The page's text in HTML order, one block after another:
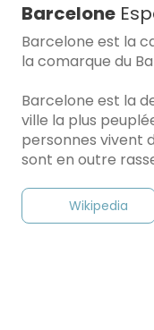
Barcelone
Barcelone est la
la comarque du
Barcelone est la
ville la plus
personnes vivent
sont en outre
Wikipedia